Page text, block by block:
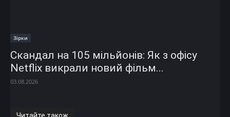
Зірки
Скандал на 105 мільйонів: Як з офісу
Netflix викрали новий фільм...
03.08.2026